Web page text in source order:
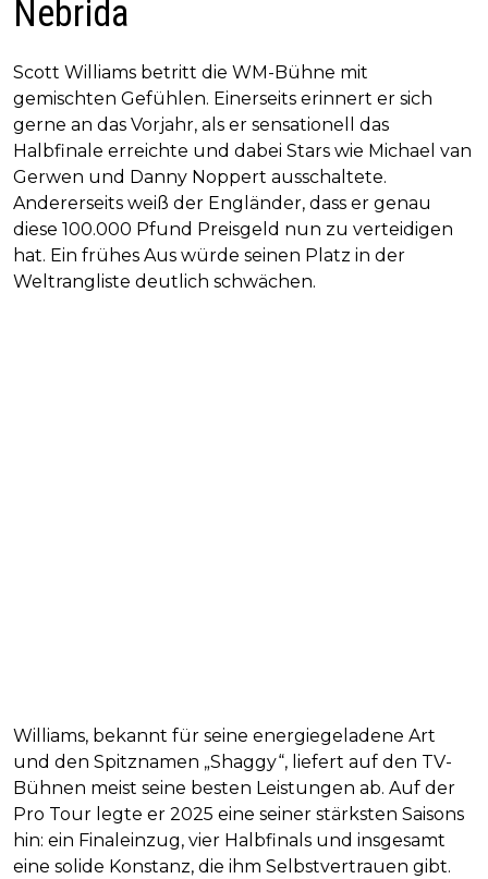
Nebrida
Scott Williams betritt die WM-Bühne mit
gemischten Gefühlen. Einerseits erinnert er sich
gerne an das Vorjahr, als er sensationell das
Halbfinale erreichte und dabei Stars wie Michael van
Gerwen und Danny Noppert ausschaltete.
Andererseits weiß der Engländer, dass er genau
diese 100.000 Pfund Preisgeld nun zu verteidigen
hat. Ein frühes Aus würde seinen Platz in der
Weltrangliste deutlich schwächen.
Williams, bekannt für seine energiegeladene Art
und den Spitznamen „Shaggy“, liefert auf den TV-
Bühnen meist seine besten Leistungen ab. Auf der
Pro Tour legte er 2025 eine seiner stärksten Saisons
hin: ein Finaleinzug, vier Halbfinals und insgesamt
eine solide Konstanz, die ihm Selbstvertrauen gibt.